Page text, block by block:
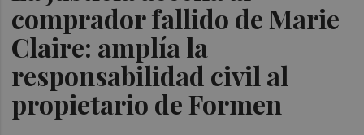
comprador fallido de Marie
Claire: amplía la
responsabilidad civil al
propietario de Formen